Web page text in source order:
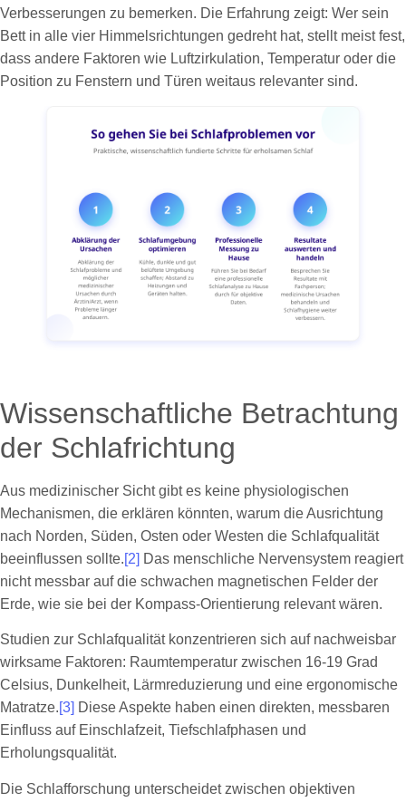
Verbesserungen zu bemerken. Die Erfahrung zeigt: Wer sein
Bett in alle vier Himmelsrichtungen gedreht hat, stellt meist fest,
dass andere Faktoren wie Luftzirkulation, Temperatur oder die
Position zu Fenstern und Türen weitaus relevanter sind.
Wissenschaftliche Betrachtung
der Schlafrichtung
Aus medizinischer Sicht gibt es keine physiologischen
Mechanismen, die erklären könnten, warum die Ausrichtung
nach Norden, Süden, Osten oder Westen die Schlafqualität
beeinflussen sollte.[2] Das menschliche Nervensystem reagiert
nicht messbar auf die schwachen magnetischen Felder der
Erde, wie sie bei der Kompass-Orientierung relevant wären.
Studien zur Schlafqualität konzentrieren sich auf nachweisbar
wirksame Faktoren: Raumtemperatur zwischen 16-19 Grad
Celsius, Dunkelheit, Lärmreduzierung und eine ergonomische
Matratze.[3] Diese Aspekte haben einen direkten, messbaren
Einfluss auf Einschlafzeit, Tiefschlafphasen und
Erholungsqualität.
Die Schlafforschung unterscheidet zwischen objektiven